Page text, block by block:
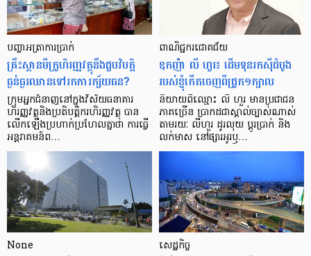
បញ្ហា​អត្រា​ការប្រាក់
គ្រឹះស្ថាន​មីក្រូ​ហិរញ្ញវត្ថុ​នឹង​ជួប​វិបត្តិ​
ធ្ងន់ធ្ងរ​ឈាន​ទៅ​រក​ការ​ក្ស័យធន?
ក្រុម​អ្នក​ជំនាញ​នៅ​ក្នុង​វិស័យ​ធនាគារ
ហិរញ្ញវត្ថុ​និង​ប្រតិបត្តិករ​ហិរញ្ញ​វត្ថុ បាន​​
លើក​ឡើង​ប្រហាក់​ប្រហែល​គ្នា​ថា ការ​ធ្វើ​
អន្តរាគមន៍​ព…
ពាណិជ្ជករជោគជ័យ
ឧកញ៉ា លី ហួរ៖ ដើមទុនរកស៊ីដំបូង
របស់ខ្ញុំកើតចេញពីជ្រូក១ក្បាល
និយាយ​ពី​ឈ្មោះ លី ហួរ មាន​ប្រជាជន​
ភាគ​ច្រើន ប្រាកដ​ជា​ស្គាល់​ច្បាស់​ណាស់
តាមរយៈ លីហួរ ដូរ​លុយ ប្តូរ​បា្រក់ និង​
លក់​មាស នៅ​ផ្សារ​អូរ​ឫ…
None សេដ្ឋកិច្ច​